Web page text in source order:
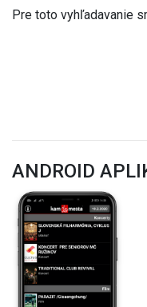
Pre toto vyhľadavanie
ANDROID